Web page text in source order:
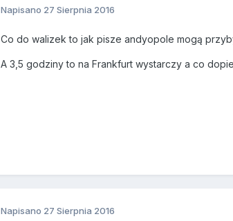
Napisano 27 Sierpnia 2016
Co do walizek to jak pisze andyopole mogą
A 3,5 godziny to na Frankfurt wystarczy a co
Napisano 27 Sierpnia 2016